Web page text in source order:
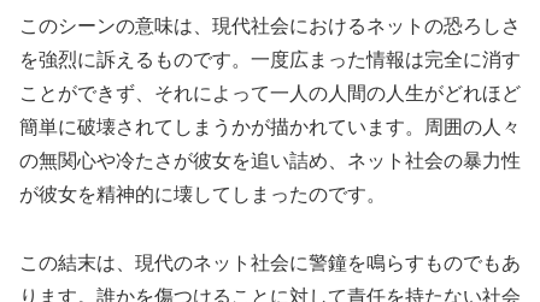
このシーンの意味は、現代社会におけるネットの恐ろしさ
を強烈に訴えるものです。一度広まった情報は完全に消す
ことができず、それによって一人の人間の人生がどれほど
簡単に破壊されてしまうかが描かれています。周囲の人々
の無関心や冷たさが彼女を追い詰め、ネット社会の暴力性
が彼女を精神的に壊してしまったのです。
この結末は、現代のネット社会に警鐘を鳴らすものでもあ
ります。誰かを傷つけることに対して責任を持たない社会